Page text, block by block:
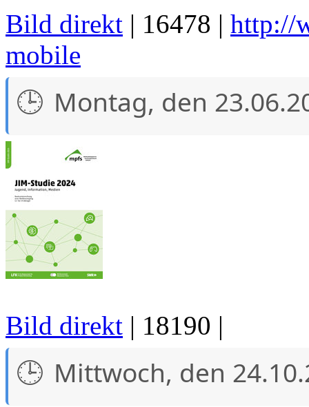
Bild direkt | 16478 | http://
mobile
Montag, den
Bild direkt | 18190 |
Mittwoch, den